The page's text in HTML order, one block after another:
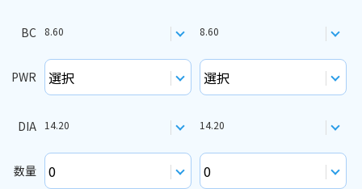
BC 8.60 8.60
PWR
DIA 14.20 14.20
数量